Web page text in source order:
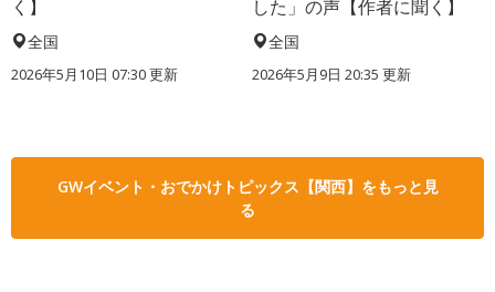
く】
全国
2026年5月10日 07:30 更新
した」の声【作者に聞く】
全国
2026年5月9日 20:35 更新
GWイベント・おでかけトピックス【関西】をもっと見
る